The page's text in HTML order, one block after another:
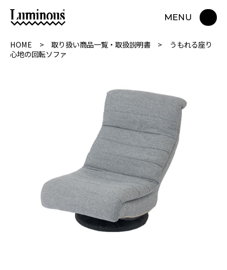
MENU
HOME 取り扱い商品一覧・取扱説明書
うもれる座り
心地の回転ソファ